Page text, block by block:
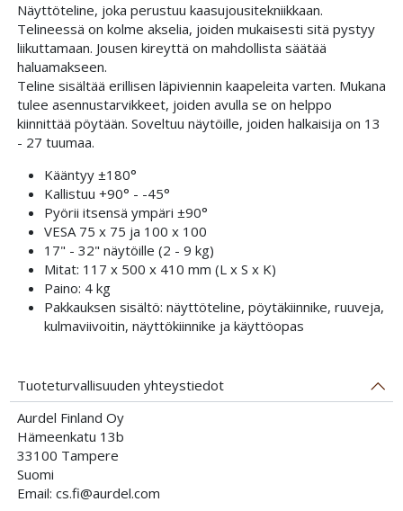
Näyttöteline, joka perustuu kaasujousitekniikkaan.
Telineessä on kolme akselia, joiden mukaisesti sitä pystyy
liikuttamaan. Jousen kireyttä on mahdollista säätää
haluamakseen.
Teline sisältää erillisen läpiviennin kaapeleita varten. Mukana
tulee asennustarvikkeet, joiden avulla se on helppo
kiinnittää pöytään. Soveltuu näytöille, joiden halkaisija on 13
- 27 tuumaa.
Kääntyy ±180°
Kallistuu +90° - -45°
Pyörii itsensä ympäri ±90°
VESA 75 x 75 ja 100 x 100
17" - 32" näytöille (2 - 9 kg)
Mitat: 117 x 500 x 410 mm (L x S x K)
Paino: 4 kg
Pakkauksen sisältö: näyttöteline, pöytäkiinnike, ruuveja,
kulmaviivoitin, näyttökiinnike ja käyttöopas
Tuoteturvallisuuden yhteystiedot
Aurdel Finland Oy
Hämeenkatu 13b
33100 Tampere
Suomi
Email: cs.fi@aurdel.com